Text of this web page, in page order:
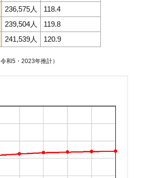
236,575人
118.4
239,504人
119.8
241,539人 120.9
令和5・2023年推計）